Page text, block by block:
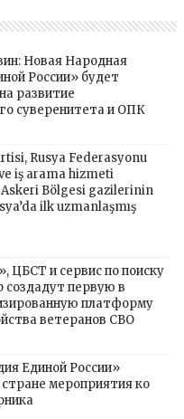
Новая Народная
России» будет
развитие
суверенитета и ОПК
Rusya Federasyonu
iş arama hizmeti
Askeri Bölgesi gazilerinin
ilk uzmanlaşmış
ЦБСТ и сервис по поиску
создадут первую в
платформу
ветеранов СВО
Единой России»
стране мероприятия ко